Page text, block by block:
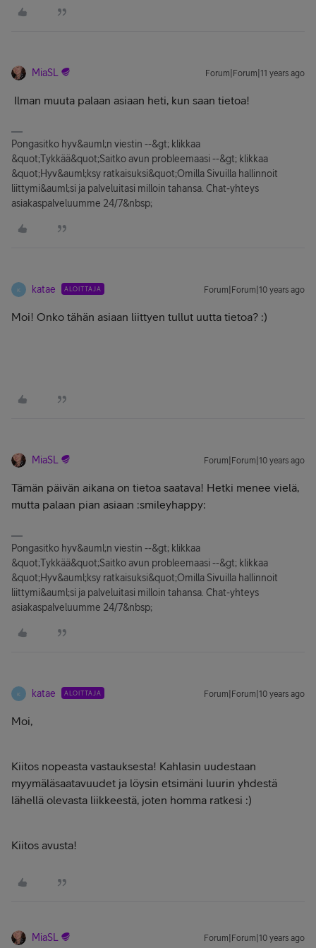
MiaSL Forum|Forum|11 years ago
Ilman muuta palaan asiaan heti, kun saan tietoa!
Pongasitko hyv&auml;n viestin --&gt; klikkaa
&quot;Tykkää&quot;Saitko avun probleemaasi --&gt; klikkaa
&quot;Hyv&auml;ksy ratkaisuksi&quot;Omilla Sivuilla hallinnoit
liittymi&auml;si ja palveluitasi milloin tahansa. Chat-yhteys
asiakaspalveluumme 24/7&nbsp;
K katae ALOITTAJA Forum|Forum|10 years ago
Moi! Onko tähän asiaan liittyen tullut uutta tietoa? :)
MiaSL Forum|Forum|10 years ago
Tämän päivän aikana on tietoa saatava! Hetki menee vielä,
mutta palaan pian asiaan :smileyhappy:
Pongasitko hyv&auml;n viestin --&gt; klikkaa
&quot;Tykkää&quot;Saitko avun probleemaasi --&gt; klikkaa
&quot;Hyv&auml;ksy ratkaisuksi&quot;Omilla Sivuilla hallinnoit
liittymi&auml;si ja palveluitasi milloin tahansa. Chat-yhteys
asiakaspalveluumme 24/7&nbsp;
K katae ALOITTAJA Forum|Forum|10 years ago
Moi,
Kiitos nopeasta vastauksesta! Kahlasin uudestaan
myymäläsaatavuudet ja löysin etsimäni luurin yhdestä
lähellä olevasta liikkeestä, joten homma ratkesi :)
Kiitos avusta!
MiaSL Forum|Forum|10 years ago